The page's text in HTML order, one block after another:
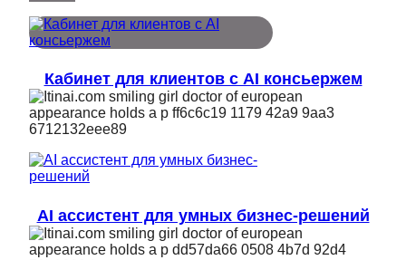
Кабинет для клиентов с AI консьержем
AI ассистент для умных бизнес-решений